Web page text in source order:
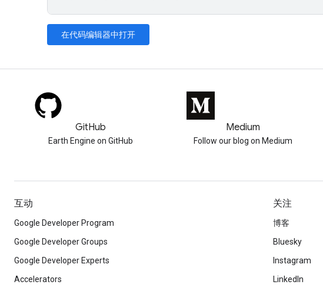
在代码编辑器中打开
GitHub
Earth Engine on GitHub
Medium
Follow our blog on Medium
互动
Google Developer Program
Google Developer Groups
Google Developer Experts
Accelerators
关注
博客
Bluesky
Instagram
LinkedIn